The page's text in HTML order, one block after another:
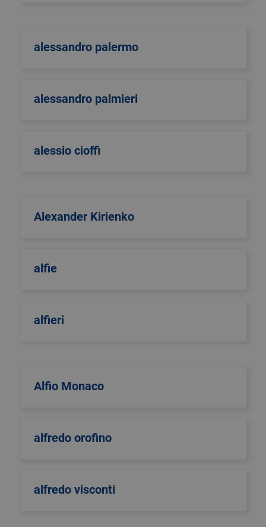
alessandro palermo
alessandro palmieri
alessio cioffi
Alexander Kirienko
alfie
alfieri
Alfio Monaco
alfredo orofino
alfredo visconti